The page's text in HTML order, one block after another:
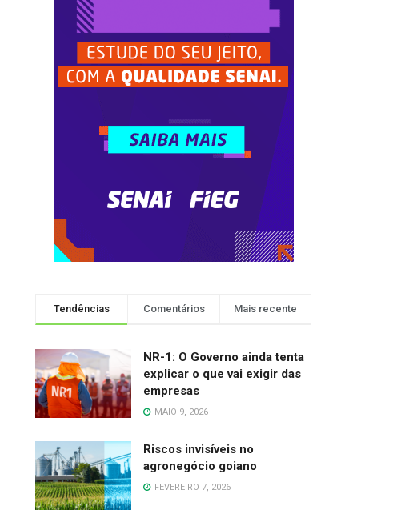
Tendências Comentários Mais recente
NR-1: O Governo ainda tenta
explicar o que vai exigir das
empresas
MAIO 9, 2026
Riscos invisíveis no
agronegócio goiano
FEVEREIRO 7, 2026